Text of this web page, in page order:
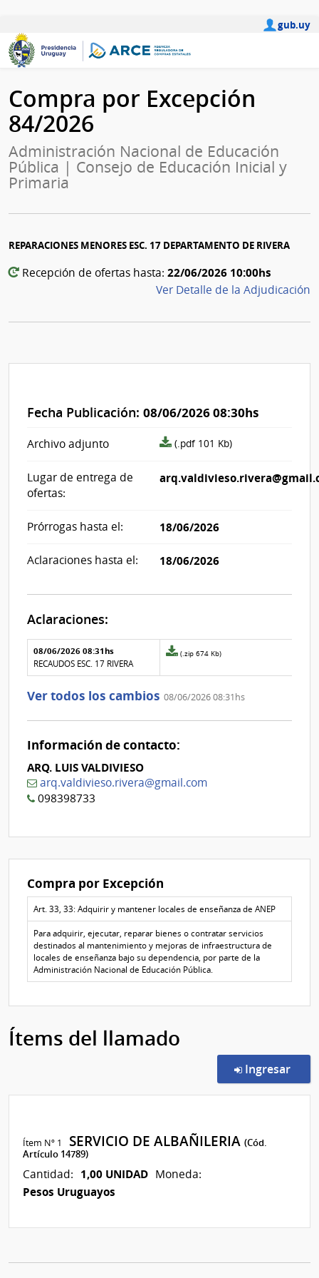
gub.uy
Compra por Excepción
84/2026
Administración Nacional de Educación
Pública | Consejo de Educación Inicial y
Primaria
REPARACIONES MENORES ESC. 17 DEPARTAMENTO DE RIVERA
Recepción de ofertas hasta: 22/06/2026 10:00hs
Ver Detalle de la Adjudicación
Fecha Publicación: 08/06/2026 08:30hs
Archivo adjunto
archivo
(.pdf 101 Kb)
Lugar de entrega de
ofertas:
Prórrogas hasta el: 18/06/2026
Aclaraciones hasta el: 18/06/2026
Aclaraciones:
Fecha y
texto de
la
Archivo
de la
08/06/2026 08:31hs
RECAUDOS ESC. 17 RIVERA
Archivo
de
aclaración
0
(.zip 674 Kb)
Ver todos los cambios 08/06/2026 08:31hs
Información de contacto:
ARQ. LUIS VALDIVIESO
arq.valdivieso.rivera@gmail.com
098398733
Compra por Excepción
Art. 33, 33: Adquirir y mantener locales de enseñanza de ANEP
Para adquirir, ejecutar, reparar bienes o contratar servicios
destinados al mantenimiento y mejoras de infraestructura de
locales de enseñanza bajo su dependencia, por parte de la
Administración Nacional de Educación Pública.
Ítems del llamado
Ingresar
Ítem Nº 1 SERVICIO DE ALBAÑILERIA(Cód.
Artículo 14789)
Cantidad: 1,00 UNIDAD Moneda:
Pesos Uruguayos